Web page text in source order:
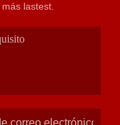
más lastest.